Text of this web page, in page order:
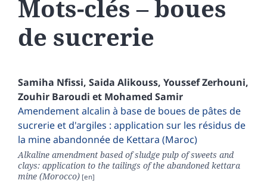
Mots-clés – boues
de sucrerie
Samiha Nfissi, Saida Alikouss, YoussefZerhouni,
Zouhir Baroudi et Mohamed Samir
Amendement alcalin à base de boues de pâtes de
sucrerie et d'argiles : application sur les résidus de
la mine abandonnée de Kettara (Maroc)
Alkaline amendment based of sludge pulp of sweets and
clays: application to the tailings of the abandoned kettara
mine (Morocco)